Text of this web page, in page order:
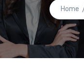
Home